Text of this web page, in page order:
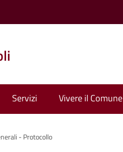
Servizi Vivere il Comune
- Protocollo